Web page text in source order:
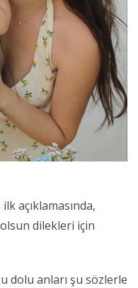
açıklamasında,
dilekleri için
dolu anları şu sözlerle